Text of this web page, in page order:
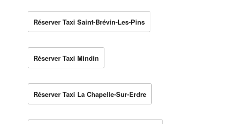
Réserver Taxi Saint-Brévin-Les-Pins
Réserver Taxi Mindin
Réserver Taxi La Chapelle-Sur-Erdre